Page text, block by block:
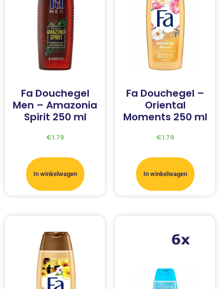
Fa Douchegel
Men – Amazonia
Spirit 250 ml
€1.79
In winkelwagen
Fa Douchegel –
Oriental
Moments 250 ml
€1.79
In winkelwagen